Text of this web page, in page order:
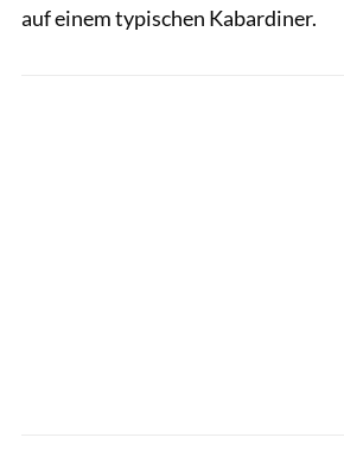
auf einem typischen Kabardiner.